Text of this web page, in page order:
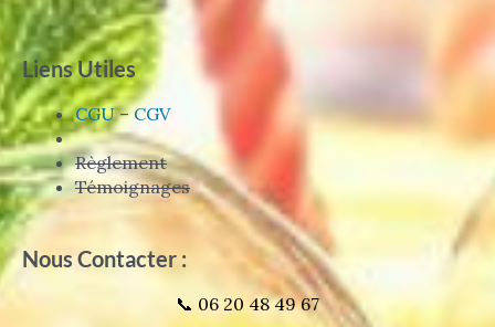
Liens Utiles
CGU–CGV
Règlement
Témoignages
Nous Contacter :
📞 06 20 48 49 67